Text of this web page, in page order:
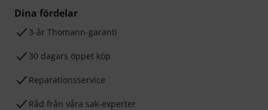
Dina fördelar
3-år Thomann-garanti
30 dagars öppet köp
Reparationsservice
Råd från våra sak-experter